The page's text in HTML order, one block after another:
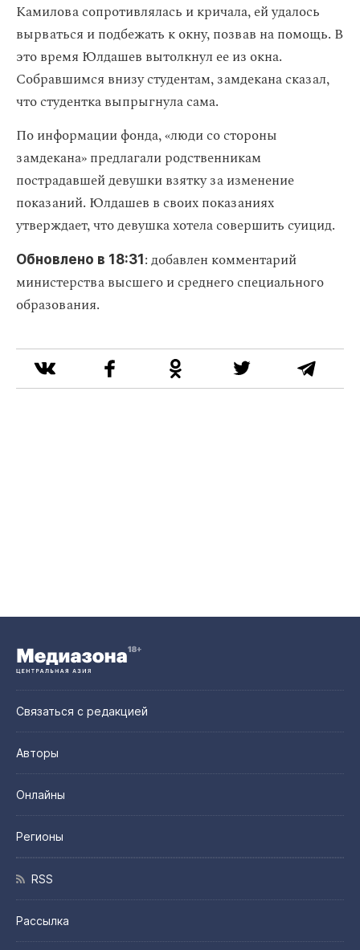
Камилова сопротивлялась и кричала, ей удалось
вырваться и подбежать к окну, позвав на помощь. В
это время Юлдашев вытолкнул ее из окна.
Собравшимся внизу студентам, замдекана сказал,
что студентка выпрыгнула сама.
По информации фонда, «люди со стороны
замдекана» предлагали родственникам
пострадавшей девушки взятку за изменение
показаний. Юлдашев в своих показаниях
утверждает, что девушка хотела совершить суицид.
Обновлено в 18:31: добавлен комментарий
министерства высшего и среднего специального
образования.
Связаться с редакцией
Авторы
Онлайны
Регионы
RSS
Рассылка